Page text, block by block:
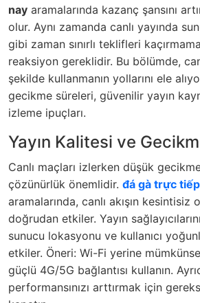
nay aramalarında kazanç şansını
olur. Aynı zamanda canlı yayında
gibi zaman sınırlı teklifleri
reaksiyon gereklidir. Bu bölümde,
şekilde kullanmanın yollarını ele
gecikme süreleri, güvenilir yayın
izleme ipuçları.
Yayın Kalitesi ve
Canlı maçları izlerken düşük
çözünürlük önemlidir. đá gà trực
aramalarında, canlı akışın kesintisiz
doğrudan etkiler. Yayın
sunucu lokasyonu ve kullanıcı
etkiler. Öneri: Wi-Fi yerine
güçlü 4G/5G bağlantısı kullanın.
performansınızı arttırmak için